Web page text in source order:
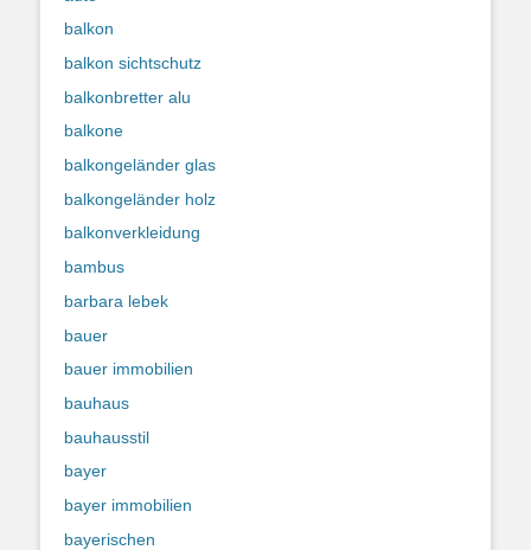
balkon
balkon sichtschutz
balkonbretter alu
balkone
balkongeländer glas
balkongeländer holz
balkonverkleidung
bambus
barbara lebek
bauer
bauer immobilien
bauhaus
bauhausstil
bayer
bayer immobilien
bayerischen